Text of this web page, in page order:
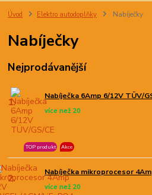
Úvod Elektro autodoplňky Nabíječky
Nabíječky
Nejprodávanější
1. Nabíječka 6Amp 6/12V TÜV/
více než 20
TOP produkt Akce
2. Nabíječka mikroprocesor
více než 20